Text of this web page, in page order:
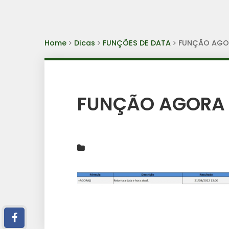
Home Dicas FUNÇÕES DE DATA FUNÇÃO
FUNÇÃO AGORA